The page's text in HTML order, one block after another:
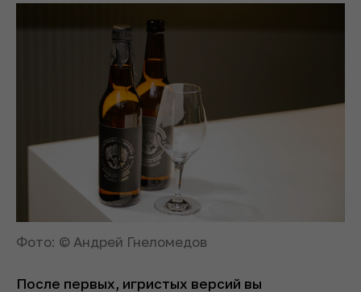
Фото: © Андрей Гнеломедов
После первых, игристых версий вы